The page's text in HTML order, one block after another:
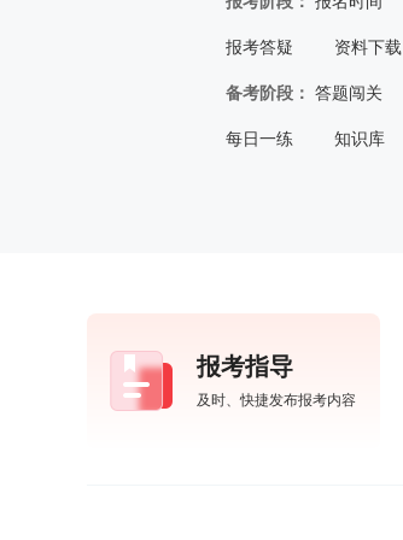
报考答疑 资料下载
备考阶段： 答题闯关
每日一练 知识库
报考指导
及时、快捷发布报考内容